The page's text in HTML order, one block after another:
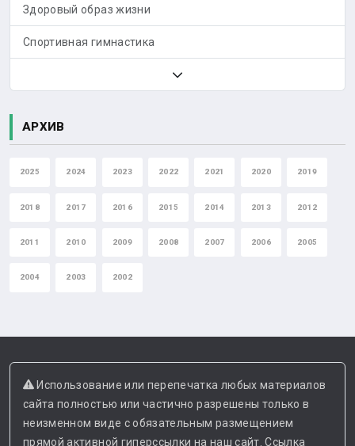
Здоровый образ жизни
Спортивная гимнастика
АРХИВ
2025 2024 2023 2022 2021 2020 2019
2018 2017 2016 2015 2014 2013 2012
2011 2010 2009 2008 2007 2006 2005
2004 2003 2002
Использование или перепечатка любых материалов
сайта полностью или частично разрешены только в
неизменном виде с обязательным размещением
прямой активной гиперссылки на наш сайт. Ссылка